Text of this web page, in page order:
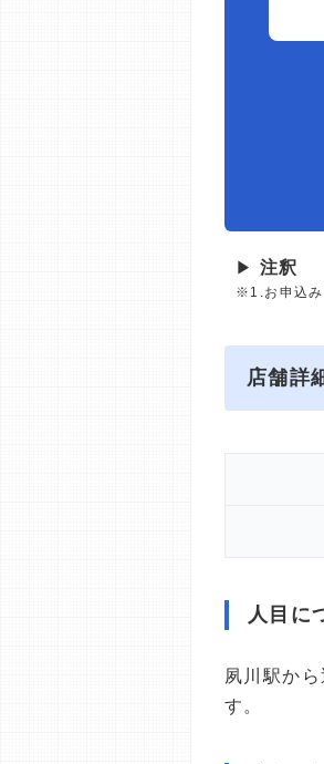
▶ 注釈
※1.お申込み
店舗詳
人目に
夙川駅か
す。